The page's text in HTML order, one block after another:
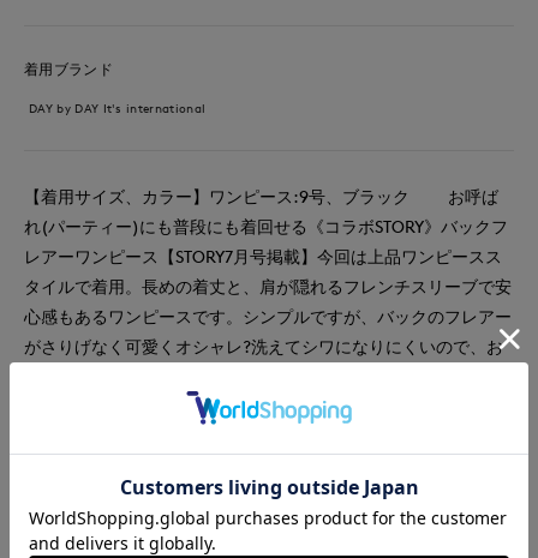
着用ブランド
DAY by DAY It's international
【着用サイズ、カラー】ワンピース:9号、ブラック お呼ば
れ(パーティー)にも普段にも着回せる《コラボSTORY》バックフ
レアーワンピース【STORY7月号掲載】今回は上品ワンピースス
タイルで着用。長めの着丈と、肩が隠れるフレンチスリーブで安
心感もあるワンピースです。シンプルですが、バックのフレアー
がさりげなく可愛くオシャレ?洗えてシワになりにくいので、お
いただけます。ジレスタイルも投稿してるので、ぜひチェックし
#ワンピース #女子会 #デート #食事会
#ウォッシャブル #イージーケア